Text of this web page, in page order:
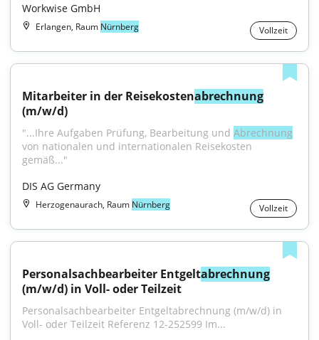
Workwise GmbH
Erlangen, Raum Nürnberg Vollzeit
Mitarbeiter in der Reisekostenabrechnung
(m/w/d)
"...Ihre Aufgaben Prüfung, Bearbeitung und Abrechnung
von nationalen und internationalen Reisekosten
gemäß..."
DIS AG Germany
Herzogenaurach, Raum Nürnberg Vollzeit
Personalsachbearbeiter Entgeltabrechnung
(m/w/d) in Voll- oder Teilzeit
Personalsachbearbeiter Entgeltabrechnung (m/w/d) in
Voll- oder Teilzeit Referenz 12-252599 Im...